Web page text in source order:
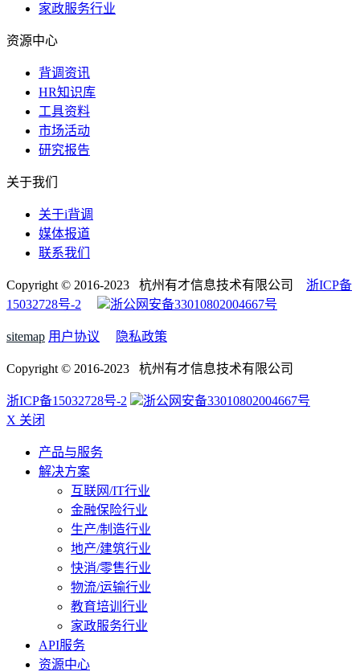
家政服务行业
资源中心
背调资讯
HR知识库
工具资料
市场活动
研究报告
关于我们
关于i背调
媒体报道
联系我们
Copyright © 2016-2023 杭州有才信息技术有限公司 浙ICP备
15032728号-2
浙公网安备33010802004667号
sitemap 用户协议 隐私政策
Copyright © 2016-2023 杭州有才信息技术有限公司
浙ICP备15032728号-2
浙公网安备33010802004667号
X 关闭
产品与服务
解决方案
互联网/IT行业
金融保险行业
生产/制造行业
地产/建筑行业
快消/零售行业
物流/运输行业
教育培训行业
家政服务行业
API服务
资源中心